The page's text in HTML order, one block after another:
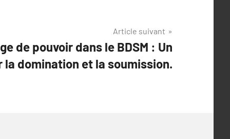
Article suivant
de pouvoir dans le BDSM : Un
domination et la soumission.